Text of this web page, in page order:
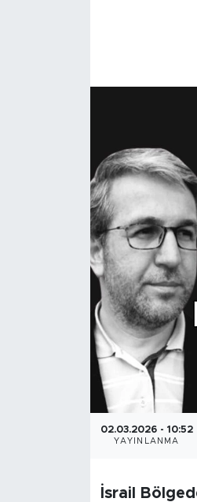
02.03.2026 - 10:52
YAYINLANMA
İsrail